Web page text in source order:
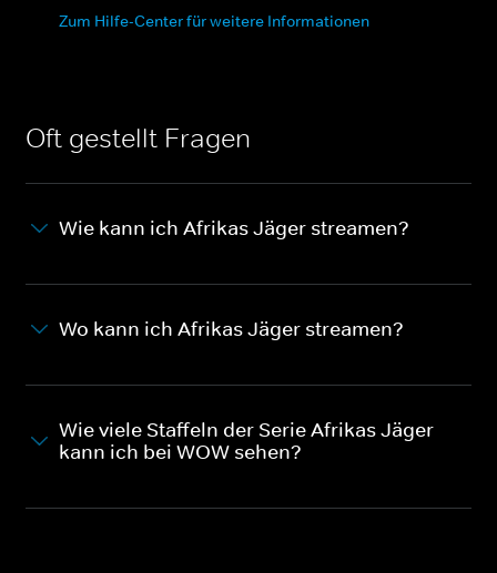
Zum Hilfe-Center für weitere Informationen
Oft gestellt Fragen
Wie kann ich Afrikas Jäger streamen?
Wo kann ich Afrikas Jäger streamen?
Wie viele Staffeln der Serie Afrikas Jäger
kann ich bei WOW sehen?